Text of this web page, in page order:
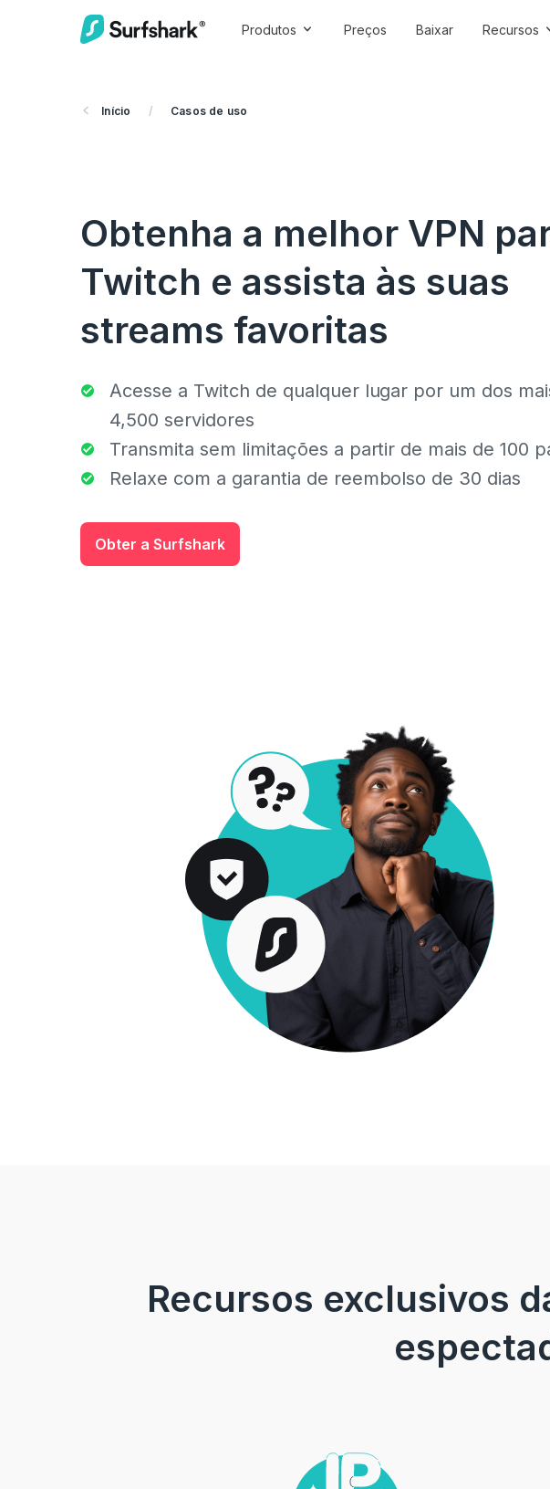
Produtos Preços Baixar Recursos
Início / Casos de uso
Obtenha a melhor VPN
Twitch e assista às suas
streams favoritas
Acesse a Twitch de qualquer lugar por um dos
4,500 servidores
Transmita sem limitações a partir de mais de 100
Relaxe com a garantia de reembolso de 30 dias
Obter a Surfshark
Recursos exclusivos